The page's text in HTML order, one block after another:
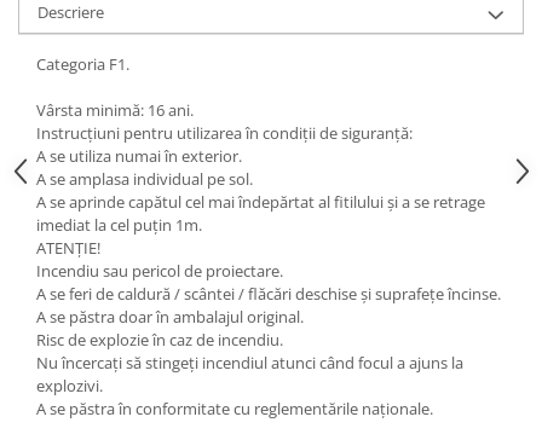
Descriere
Categoria F1.
Vârsta minimă: 16 ani.
Instrucțiuni pentru utilizarea în condiții de siguranță:
A se utiliza numai în exterior.
A se amplasa individual pe sol.
A se aprinde capătul cel mai îndepărtat al fitilului și a se retrage
imediat la cel puțin 1m.
ATENȚIE!
Incendiu sau pericol de proiectare.
A se feri de caldură / scântei / flăcări deschise și suprafețe încinse.
A se păstra doar în ambalajul original.
Risc de explozie în caz de incendiu.
Nu încercați să stingeți incendiul atunci când focul a ajuns la
explozivi.
A se păstra în conformitate cu reglementările naționale.